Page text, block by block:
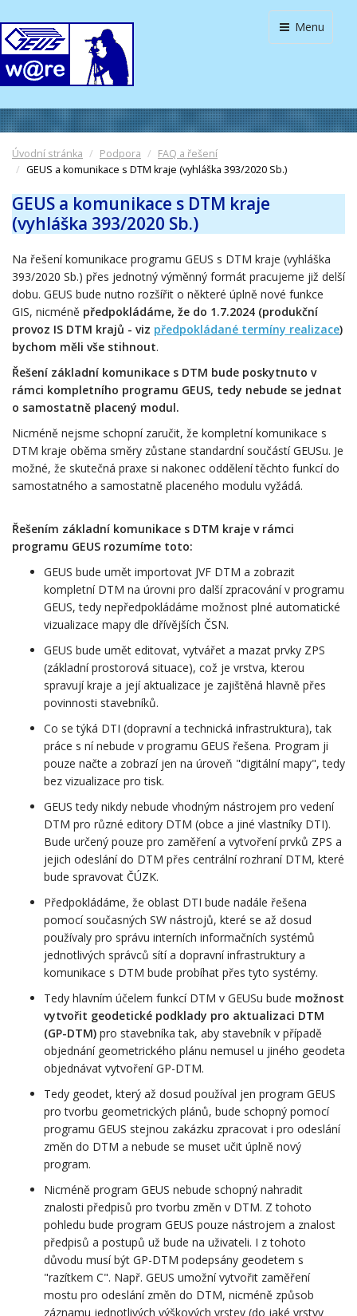
Menu
Úvodní stránka Podpora
FAQ a řešení
GEUS a komunikace s DTM kraje (vyhláška 393/2020 Sb.)
GEUS a komunikace s DTM kraje
(vyhláška 393/2020 Sb.)
Na řešení komunikace programu GEUS s DTM kraje (vyhláška
393/2020 Sb.) přes jednotný výměnný formát pracujeme již delší
dobu. GEUS bude nutno rozšířit o některé úplně nové funkce
GIS, nicméně předpokládáme, že do 1.7.2024 (produkční
provoz IS DTM krajů - viz předpokládané termíny realizace)
bychom měli vše stihnout.
Řešení základní komunikace s DTM bude poskytnuto v
rámci kompletního programu GEUS, tedy nebude se jednat
o samostatně placený modul.
Nicméně nejsme schopní zaručit, že kompletní komunikace s
DTM kraje oběma směry zůstane standardní součástí GEUSu. Je
možné, že skutečná praxe si nakonec oddělení těchto funkcí do
samostatného a samostatně placeného modulu vyžádá.
Řešením základní komunikace s DTM kraje v rámci
programu GEUS rozumíme toto:
GEUS bude umět importovat JVF DTM a zobrazit
kompletní DTM na úrovni pro další zpracování v programu
GEUS, tedy nepředpokládáme možnost plné automatické
vizualizace mapy dle dřívějších ČSN.
GEUS bude umět editovat, vytvářet a mazat prvky ZPS
(základní prostorová situace), což je vrstva, kterou
spravují kraje a její aktualizace je zajištěná hlavně přes
povinnosti stavebníků.
Co se týká DTI (dopravní a technická infrastruktura), tak
práce s ní nebude v programu GEUS řešena. Program ji
pouze načte a zobrazí jen na úroveň "digitální mapy", tedy
bez vizualizace pro tisk.
GEUS tedy nikdy nebude vhodným nástrojem pro vedení
DTM pro různé editory DTM (obce a jiné vlastníky DTI).
Bude určený pouze pro zaměření a vytvoření prvků ZPS a
jejich odeslání do DTM přes centrální rozhraní DTM, které
bude spravovat ČÚZK.
Předpokládáme, že oblast DTI bude nadále řešena
pomocí současných SW nástrojů, které se až dosud
používaly pro správu interních informačních systémů
jednotlivých správců sítí a dopravní infrastruktury a
komunikace s DTM bude probíhat přes tyto systémy.
Tedy hlavním účelem funkcí DTM v GEUSu bude možnost
vytvořit geodetické podklady pro aktualizaci DTM
(GP-DTM) pro stavebníka tak, aby stavebník v případě
objednání geometrického plánu nemusel u jiného geodeta
objednávat vytvoření GP-DTM.
Tedy geodet, který až dosud používal jen program GEUS
pro tvorbu geometrických plánů, bude schopný pomocí
programu GEUS stejnou zakázku zpracovat i pro odeslání
změn do DTM a nebude se muset učit úplně nový
program.
Nicméně program GEUS nebude schopný nahradit
znalosti předpisů pro tvorbu změn v DTM. Z tohoto
pohledu bude program GEUS pouze nástrojem a znalost
předpisů a postupů už bude na uživateli. I z tohoto
důvodu musí být GP-DTM podepsány geodetem s
"razítkem C". Např. GEUS umožní vytvořit zaměření
mostu pro odeslání změn do DTM, nicméně způsob
záznamu jednotlivých výškových vrstev (do jaké vrstvy